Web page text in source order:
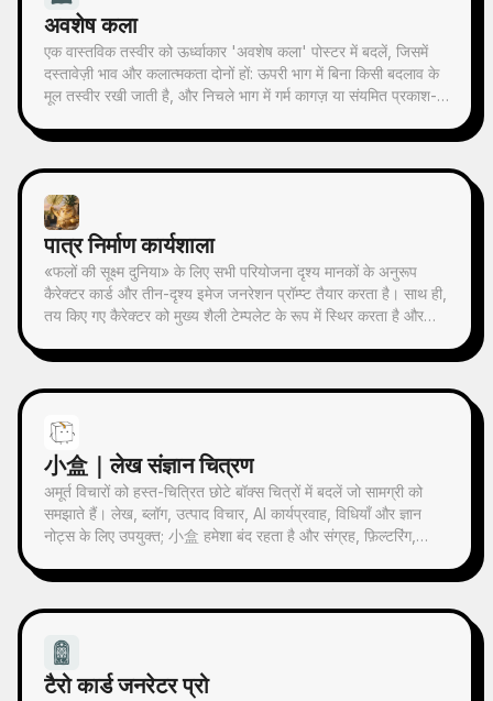
अवशेष कला
एक वास्तविक तस्वीर को ऊर्ध्वाकार 'अवशेष कला' पोस्टर में बदलें, जिसमें
दस्तावेज़ी भाव और कलात्मकता दोनों हों: ऊपरी भाग में बिना किसी बदलाव के
मूल तस्वीर रखी जाती है, और निचले भाग में गर्म कागज़ या संयमित प्रकाश-
संकुचित किया जाता है। यह सामान्य चित्रण या सजावटी पोस्टर नहीं है,
प्रकाश-छाया संबंधों को उभारता है, ताकि विषय थंबनेल में भी पहचाना जा
सके। चित्र का समग्र वातावरण शांत, संयमित और आधुनिक प्रिंट जैसी
बनावट पर ज़ोर देता है; रंग मूल छवि से लिए जाते हैं, जिनमें मुख्य रूप से गहरा
नीला, स्याही काला, ग्रे-हरा, पत्थरीला रंग या कम-संतृप्त गर्म रंग होते हैं, और
उचित स्थान पर एक छोटा गर्म रंग का निशान जोड़ा जाता है। शीर्षक आमतौर
पर बहुत छोटा, काव्यात्मक और गैलरी लेबल जैसा रखा जाता है, ताकि यह
अवशेष श्रृंखला, वास्तुकला और शहर इमेजरी पोस्टर, अमूर्त संपादकीय
अंतिम काम मूल तस्वीर की वास्तविक सामग्री को बरकरार रखता है, और नीचे
एक स्थिर श्रृंखला भावना के साथ एक 'स्मृति छाप' बनाता है, जिससे हर
तस्वीर को एक स्वतंत्र मनोदशा और विस्तार योग्य दृश्य पहचान मिलती है।
पात्र निर्माण कार्यशाला
«फलों की सूक्ष्म दुनिया» के लिए सभी परियोजना दृश्य मानकों के अनुरूप
कैरेक्टर कार्ड और तीन-दृश्य इमेज जनरेशन प्रॉम्प्ट तैयार करता है। साथ ही,
तय किए गए कैरेक्टर को मुख्य शैली टेम्पलेट के रूप में स्थिर करता है और
कौशल का उपयोग करके, इमेज जनरेशन के दौरान क्रेडिट की बर्बादी से
小盒｜लेख संज्ञान चित्रण
अमूर्त विचारों को हस्त-चित्रित छोटे बॉक्स चित्रों में बदलें जो सामग्री को
समझाते हैं। लेख, ब्लॉग, उत्पाद विचार, AI कार्यप्रवाह, विधियाँ और ज्ञान
नोट्स के लिए उपयुक्त; 小盒 हमेशा बंद रहता है और संग्रह, फ़िल्टरिंग,
टैरो कार्ड जनरेटर प्रो